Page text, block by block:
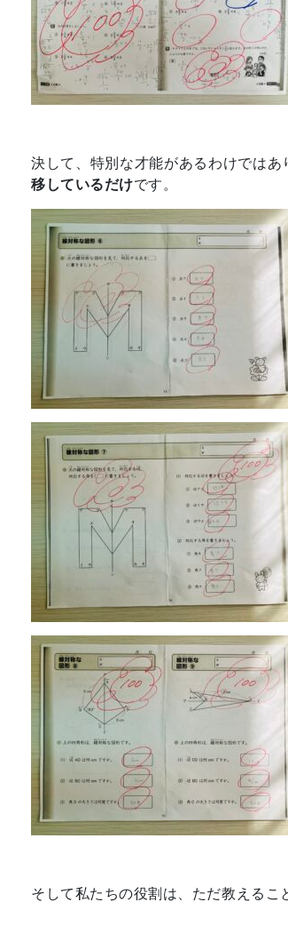
決して、特別な才能があるわけではあ
移しているだけです。
そして私たちの役割は、ただ教えるこ